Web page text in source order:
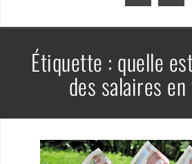
Étiquette : quelle
des salaires